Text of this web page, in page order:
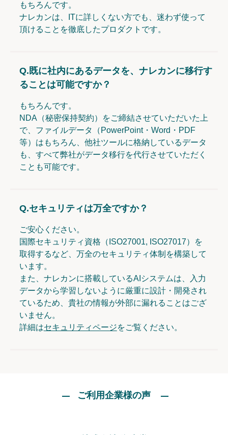
もちろんです。
ナレカンは、ITに詳しくない方でも、迷わず使って
頂けることを徹底したプロダクトです。
Q.既に社内にあるデータを、ナレカンに移行す
ることは可能ですか？
もちろんです。
NDA（秘密保持契約）をご締結させていただいた上
で、ファイルデータ（PowerPoint・Word・PDF
等）はもちろん、他社ツールに格納しているデータ
も、すべて弊社がデータ移行を代行させていただく
ことも可能です。
Q.セキュリティは万全ですか？
ご安心ください。
国際セキュリティ資格（ISO27001, ISO27017）を
取得するなど、万全のセキュリティ体制を構築して
います。
また、ナレカンに搭載しているAIシステムは、入力
データから学習しないように厳重に設計・開発され
ているため、貴社の情報が外部に漏れることはござ
いません。
詳細はセキュリティページをご覧ください。
ご利用企業様の声